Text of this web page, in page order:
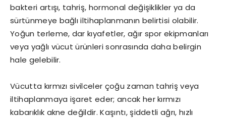
bakteri artışı, tahriş, hormonal değişiklikler ya da
sürtünmeye bağlı iltihaplanmanın belirtisi olabilir.
Yoğun terleme, dar kıyafetler, ağır spor ekipmanları
veya yağlı vücut ürünleri sonrasında daha belirgin
hale gelebilir.
Vücutta kırmızı sivilceler çoğu zaman tahriş veya
iltihaplanmaya işaret eder; ancak her kırmızı
kabarıklık akne değildir. Kaşıntı, şiddetli ağrı, hızlı